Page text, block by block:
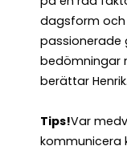
dagsform och
passionerade
bedömningar
berättar Henrik.
Tips!Var
kommunicera